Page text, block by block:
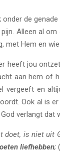
onder de
Alleen al
met Hem en
heeft jou
aan hem of
vergeeft en
Ook al is
verlangt dat
doet, is niet uit
liefhebben;